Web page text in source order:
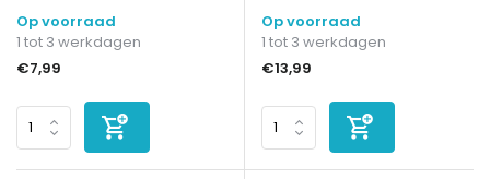
Op voorraad
1 tot 3 werkdagen
€7,99
Op voorraad
1 tot 3 werkdagen
€13,99